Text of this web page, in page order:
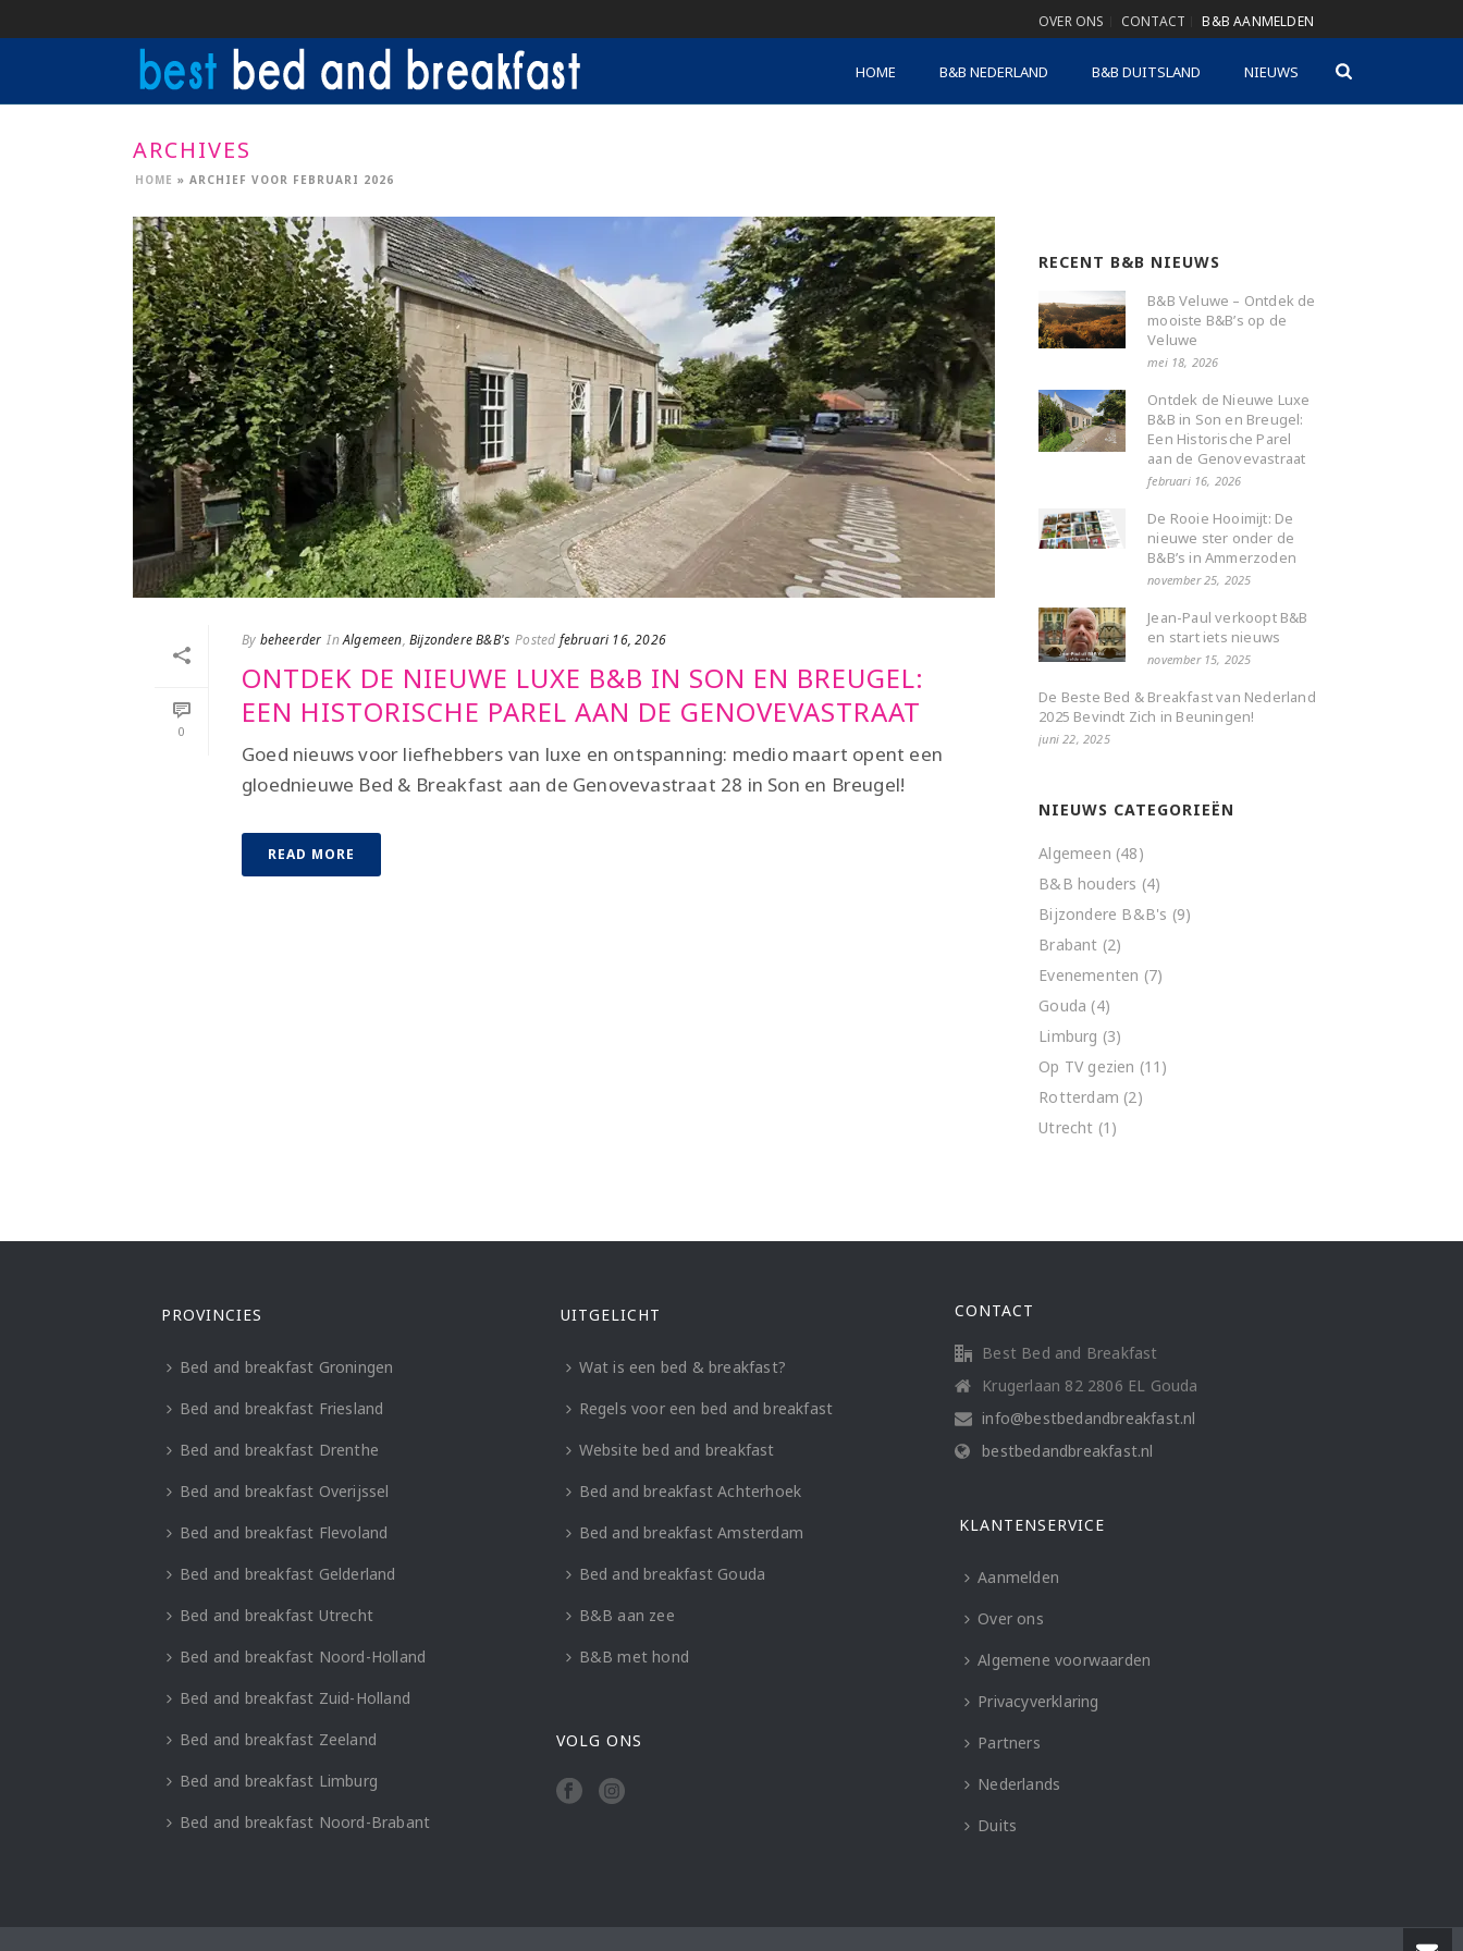
OVER ONS CONTACT B&B AANMELDEN
HOME B&B NEDERLAND B&B DUITSLAND NIEUWS
ARCHIVES
HOME » ARCHIEF VOOR FEBRUARI 2026
0
By beheerder InAlgemeen,Bijzondere B&B's Posted februari 16, 2026
ONTDEK DE NIEUWE LUXE B&B IN SON EN BREUGEL:
EEN HISTORISCHE PAREL AAN DE GENOVEVASTRAAT
Goed nieuws voor liefhebbers van luxe en ontspanning: medio maart opent een
gloednieuwe Bed & Breakfast aan de Genovevastraat 28 in Son en Breugel!
READ MORE
RECENT B&B NIEUWS
B&B Veluwe – Ontdek de
mooiste B&B’s op de
Veluwe
mei 18, 2026
Ontdek de Nieuwe Luxe
B&B in Son en Breugel:
Een Historische Parel
aan de Genovevastraat
februari 16, 2026
De Rooie Hooimijt: De
nieuwe ster onder de
B&B’s in Ammerzoden
november 25, 2025
Jean-Paul verkoopt B&B
en start iets nieuws
november 15, 2025
De Beste Bed & Breakfast van Nederland
2025 Bevindt Zich in Beuningen!
juni 22, 2025
NIEUWS CATEGORIEËN
Algemeen (48)
B&B houders (4)
Bijzondere B&B's (9)
Brabant (2)
Evenementen (7)
Gouda (4)
Limburg (3)
Op TV gezien (11)
Rotterdam (2)
Utrecht (1)
PROVINCIES
Bed and breakfast Groningen
Bed and breakfast Friesland
Bed and breakfast Drenthe
Bed and breakfast Overijssel
Bed and breakfast Flevoland
Bed and breakfast Gelderland
Bed and breakfast Utrecht
Bed and breakfast Noord-Holland
Bed and breakfast Zuid-Holland
Bed and breakfast Zeeland
Bed and breakfast Limburg
Bed and breakfast Noord-Brabant
UITGELICHT
Wat is een bed & breakfast?
Regels voor een bed and breakfast
Website bed and breakfast
Bed and breakfast Achterhoek
Bed and breakfast Amsterdam
Bed and breakfast Gouda
B&B aan zee
B&B met hond
VOLG ONS
CONTACT
Best Bed and Breakfast
Krugerlaan 82 2806 EL Gouda
info@bestbedandbreakfast.nl
bestbedandbreakfast.nl
KLANTENSERVICE
Aanmelden
Over ons
Algemene voorwaarden
Privacyverklaring
Partners
Nederlands
Duits